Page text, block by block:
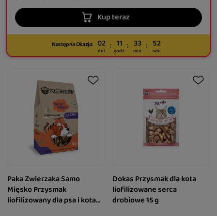
Paka Zwierzaka Samo
Mięsko Przysmak
liofilizowany dla psa i kota
Dokas Przysmak dla kota
liofilizowane serca
drobiowe 15 g
Kup teraz
Następna Okazja:
dni
02
godz.
11
min.
33
sek.
51